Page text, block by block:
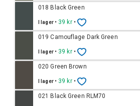
018 Black Green
I lager • 39 kr •
019 Camouflage Dark Green
I lager • 39 kr •
020 Green Brown
I lager • 39 kr •
021 Black Green RLM70